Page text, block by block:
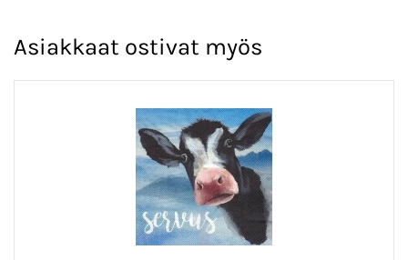
Asiakkaat ostivat myös